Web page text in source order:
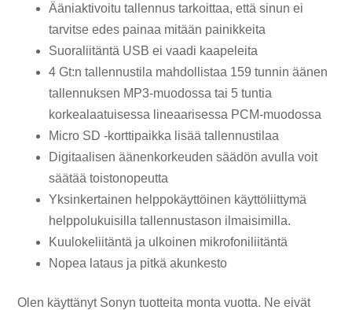
Ääniaktivoitu tallennus tarkoittaa, että sinun ei
tarvitse edes painaa mitään painikkeita
Suoraliitäntä USB ei vaadi kaapeleita
4 Gt:n tallennustila mahdollistaa 159 tunnin äänen
tallennuksen MP3-muodossa tai 5 tuntia
korkealaatuisessa lineaarisessa PCM-muodossa
Micro SD -korttipaikka lisää tallennustilaa
Digitaalisen äänenkorkeuden säädön avulla voit
säätää toistonopeutta
Yksinkertainen helppokäyttöinen käyttöliittymä
helppolukuisilla tallennustason ilmaisimilla.
Kuulokeliitäntä ja ulkoinen mikrofoniliitäntä
Nopea lataus ja pitkä akunkesto
Olen käyttänyt Sonyn tuotteita monta vuotta. Ne eivät